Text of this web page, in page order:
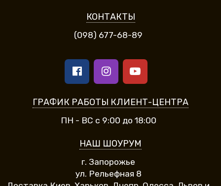
КОНТАКТЫ
(098) 677-68-89
ГРАФИК РАБОТЫ КЛИЕНТ-ЦЕНТРА
ПН - ВС с 9:00 до 18:00
НАШ ШОУРУМ
г. Запорожье
ул. Рельефная 8